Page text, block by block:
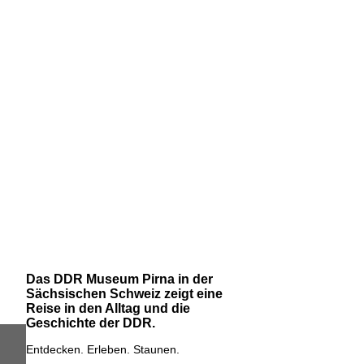
Das DDR Museum Pirna in der
Sächsischen Schweiz zeigt eine
Reise in den Alltag und die
Geschichte der DDR.
Entdecken. Erleben. Staunen.